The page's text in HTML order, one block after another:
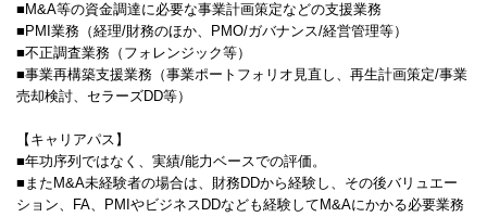
■M&A等の資金調達に必要な事業計画策定などの支援業務
■PMI業務（経理/財務のほか、PMO/ガバナンス/経営管理等）
■不正調査業務（フォレンジック等）
■事業再構築支援業務（事業ポートフォリオ見直し、再生計画策定/事業
売却検討、セラーズDD等）
【キャリアパス】
■年功序列ではなく、実績/能力ベースでの評価。
■またM&A未経験者の場合は、財務DDから経験し、その後バリュエー
ション、FA、PMIやビジネスDDなども経験してM&Aにかかる必要業務